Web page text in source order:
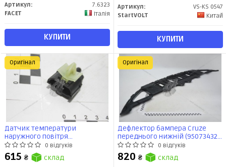
Артикул:
7.6323
FACET
Італія
КУПИТИ
Артикул:
VS-KS 0547
StartVOLT
Китай
КУПИТИ
Датчик температури
наружного повітря
Лачетті/Cruze/Captiva/Epica
(96433317) GM
0 відгуків
615 ₴ склад
Оригінал
Дефлектор бампера Cruze
переднього нижній (95073432)
GM
0 відгуків
820 ₴ склад
Оригінал